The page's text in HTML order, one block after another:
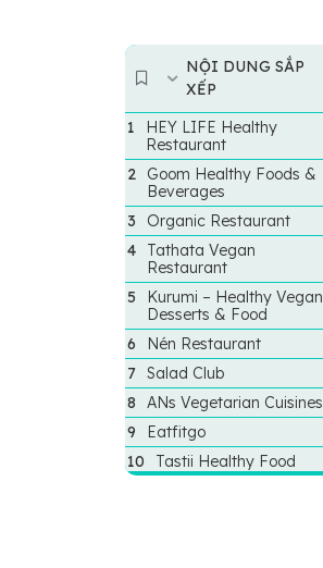
NỘI DUNG SẮP
XẾP
HEY LIFE Healthy
Restaurant
Goom Healthy Foods &
Beverages
Organic Restaurant
Tathata Vegan
Restaurant
Kurumi – Healthy Vegan
Desserts & Food
Nén Restaurant
Salad Club
ANs Vegetarian Cuisines
Eatfitgo
Tastii Healthy Food